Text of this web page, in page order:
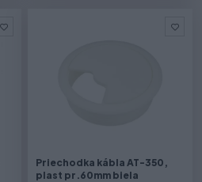
Priechodka kábla AT-350,
plast pr.60mm biela